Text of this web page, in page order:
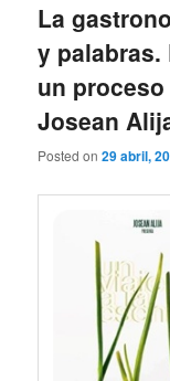
La
y palabras.
un
Josean
Posted on29 abril,